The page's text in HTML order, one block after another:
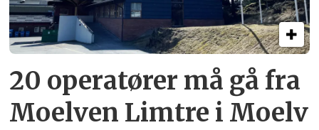
20 operatører må gå fra
Moelven Limtre i Moelv